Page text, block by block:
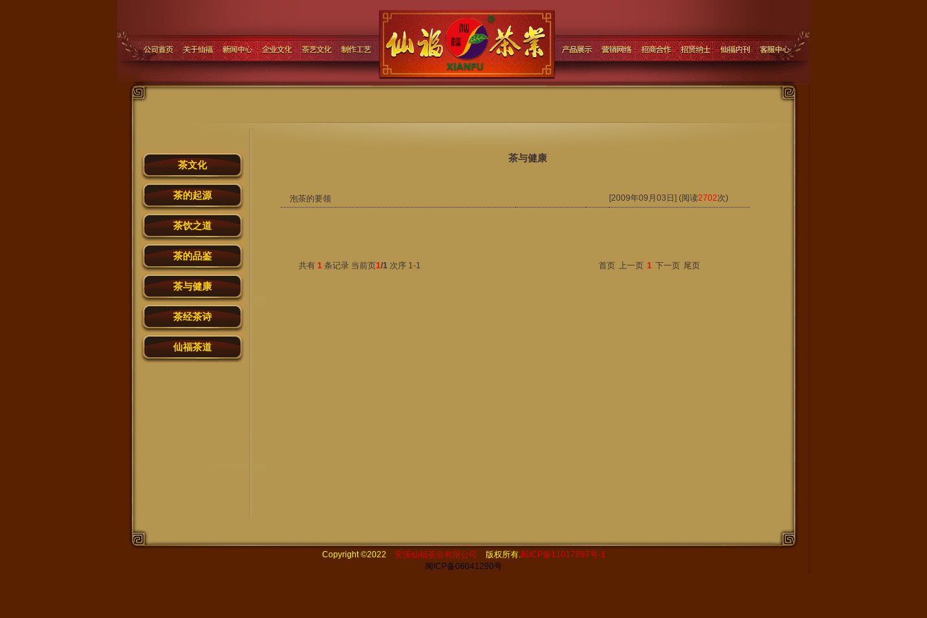
茶文化
茶的起源
茶饮之道
茶的品鉴
茶与健康
茶经茶诗
仙福茶道
茶与健康
泡茶的要领 [2009年09月03日] (阅读2702次)
共有1 条记录 当前页1/1 次序 1-1 首页 上一页 1 下一页 尾页
Copyright ©2022 安溪仙福茶业有限公司 版权所有.闽ICP备11017897号-1
闽ICP备06041290号